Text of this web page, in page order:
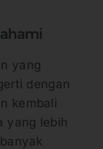
yang
dengan
kembali
yang lebih